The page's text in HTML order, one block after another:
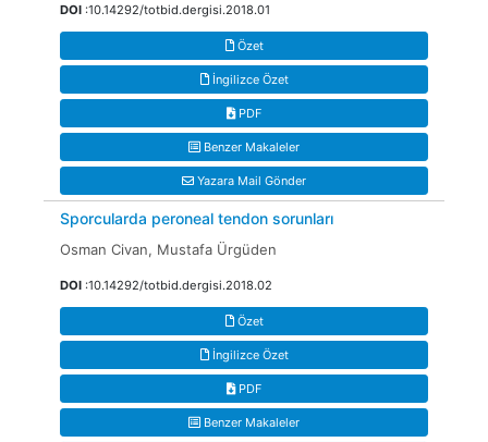
DOI :10.14292/totbid.dergisi.2018.01
Özet
İngilizce Özet
PDF
Benzer Makaleler
Yazara Mail Gönder
Sporcularda peroneal tendon sorunları
Osman Civan, Mustafa Ürgüden
DOI :10.14292/totbid.dergisi.2018.02
Özet
İngilizce Özet
PDF
Benzer Makaleler